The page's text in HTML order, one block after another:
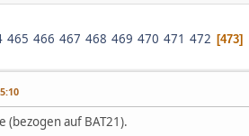
465 466 467 468 469 470 471 472 473
(bezogen auf BAT21).